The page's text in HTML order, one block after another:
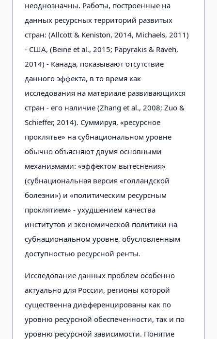
неоднозначны. Работы, построенные на
данных ресурсных территорий развитых
стран: (Allcott & Keniston, 2014, Michaels, 2011)
- США, (Beine et al., 2015; Papyrakis & Raveh,
2014) - Канада, показывают отсутствие
данного эффекта, в то время как
исследования на материале развивающихся
стран - его наличие (Zhang et al., 2008; Zuo &
Schieffer, 2014). Суммируя, «ресурсное
проклятье» на субнациональном уровне
обычно объясняют двумя основными
механизмами: «эффектом вытеснения»
(субнациональная версия «голландской
болезни») и «политическим ресурсным
проклятием» - ухудшением качества
институтов и экономической политики на
субнациональном уровне, обусловленным
доступностью ресурсной ренты.
Исследование данных проблем особенно
актуально для России, регионы которой
существенна дифференцированы как по
уровню ресурсной обеспеченности, так и по
уровню ресурсной зависимости. Понятие